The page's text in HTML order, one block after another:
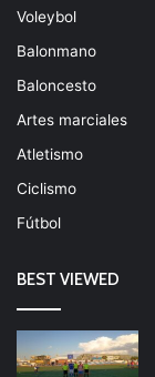
Voleybol
Balonmano
Baloncesto
Artes marciales
Atletismo
Ciclismo
Fútbol
BEST VIEWED